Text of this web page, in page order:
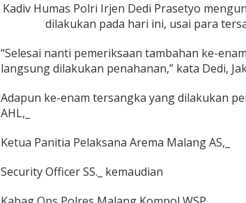
Kadiv Humas Polri Irjen Dedi Prasetyo
dilakukan pada hari ini, usai para
“Selesai nanti pemeriksaan tambahan ke-
langsung dilakukan penahanan,” kata Dedi,
Adapun ke-enam tersangka yang dilakukan
AHL,_
Ketua Panitia Pelaksana Arema Malang AS,_
Security Officer SS._ kemaudian